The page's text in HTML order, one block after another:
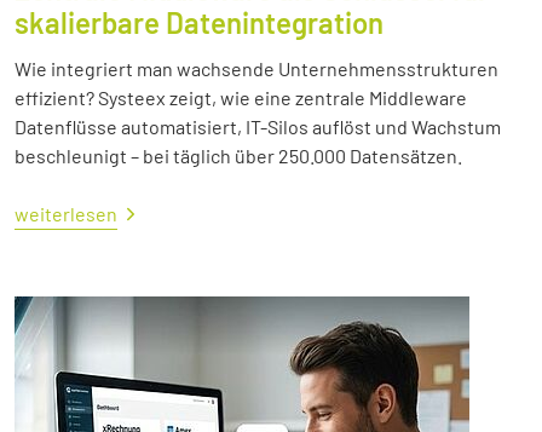
skalierbare Datenintegration
Wie integriert man wachsende Unternehmensstrukturen
effizient? Systeex zeigt, wie eine zentrale Middleware
Datenflüsse automatisiert, IT-Silos auflöst und Wachstum
beschleunigt – bei täglich über 250.000 Datensätzen.
weiterlesen